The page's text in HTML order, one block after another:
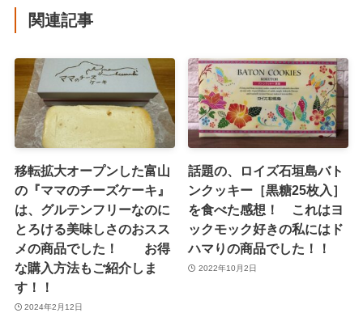
関連記事
移転拡大オープンした富山
の『ママのチーズケーキ』
は、グルテンフリーなのに
とろける美味しさのおスス
メの商品でした！ お得
な購入方法もご紹介しま
す！！
2024年2月12日
話題の、ロイズ石垣島バト
ンクッキー［黒糖25枚入］
を食べた感想！ これはヨ
ックモック好きの私にはド
ハマりの商品でした！！
2022年10月2日